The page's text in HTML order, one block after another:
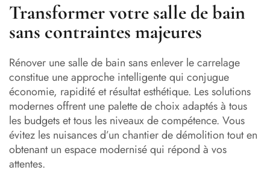
Transformer votre salle de bain
sans contraintes majeures
Rénover une salle de bain sans enlever le carrelage
constitue une approche intelligente qui conjugue
économie, rapidité et résultat esthétique. Les solutions
modernes offrent une palette de choix adaptés à tous
les budgets et tous les niveaux de compétence. Vous
évitez les nuisances d’un chantier de démolition tout en
obtenant un espace modernisé qui répond à vos
attentes.